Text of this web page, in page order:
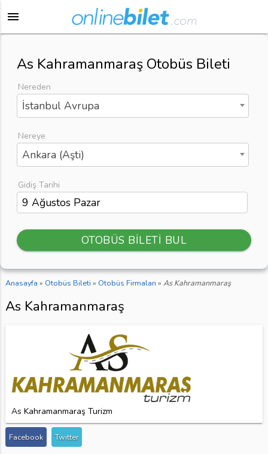
menu
As Kahramanmaraş Otobüs Bileti
Nereden
İstanbul Avrupa
Nereye
Ankara (Aşti)
Gidiş Tarihi
OTOBÜS BİLETİ BUL
Anasayfa » Otobüs Bileti » Otobüs Firmaları » As Kahramanmaraş
As Kahramanmaraş
As Kahramanmaraş Turizm
Facebook Twitter